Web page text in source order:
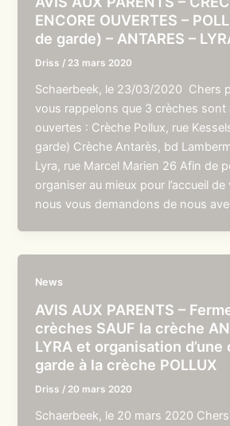
ENCORE OUVERTES –
de garde) – ANTARES –
Driss / 23 mars 2020
Schaerbeek, le 23/03/2020 Chers
vous rappelons que 3 crèches sont
ouvertes : Crèche Pollux, rue
garde) Crèche Antarès, bd
Lyra, rue Marcel Marien 26 Afin de
organiser au mieux pour l’accueil
nous vous demandons de nous
News
AVIS AUX PARENTS –
crèches SAUF la crèche
LYRA et organisation
garde à la crèche POLLUX
Driss / 20 mars 2020
Schaerbeek, le 20 mars 2020